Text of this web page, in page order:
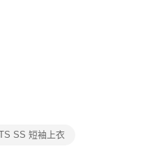
，將跳轉至「AFTEE先享後付」
訊。
訊中的連結，可透過四大超商／
視為交易完成。
結帳頁面顯示為準，若有關於
疑問，請聯繫「AFTEE先享後付
support/home
運費
運費
SS 短袖上衣